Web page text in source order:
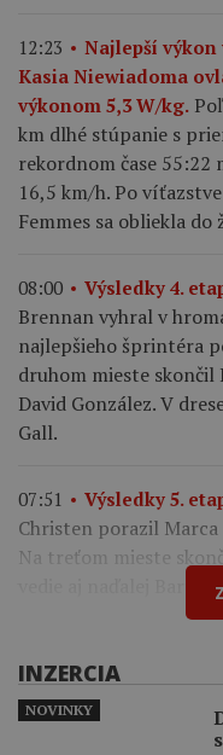
12:23
Najlepší
Kasia Niewiadoma
výkonom 5,3 W/kg.
km dlhé stúpanie s
rekordnom čase
16,5 km/h. Po
Femmes sa obliekla do
08:00 Výsledky 4.
Brennan vyhral v
najlepšieho šprintéra
druhom mieste
David González. V
Gall.
07:51 Výsledky 5.
Christen porazil
Na treťom mieste
vedie aj naďalej Bart
INZERCIA
NOVINKY